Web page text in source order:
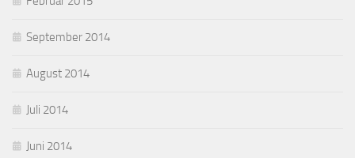
September 2014
August 2014
Juli 2014
Juni 2014